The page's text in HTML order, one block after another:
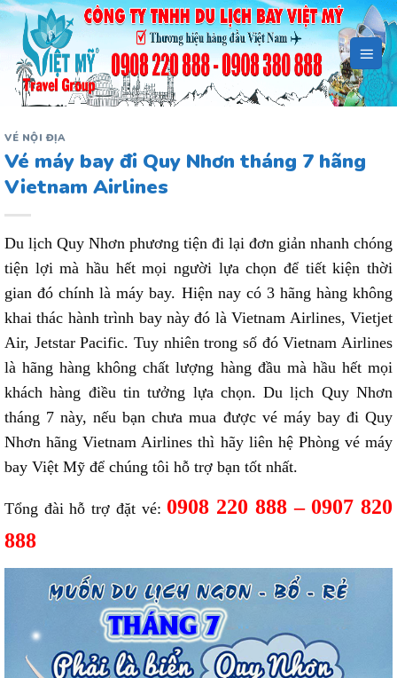
Bỏ
qua
dung
VÉ NỘI ĐỊA
Vé máy bay đi Quy Nhơn tháng 7 hãng
Vietnam Airlines
Du lịch Quy Nhơn phương tiện đi lại đơn giản nhanh chóng
tiện lợi mà hầu hết mọi người lựa chọn để tiết kiện thời
gian đó chính là máy bay. Hiện nay có 3 hãng hàng không
khai thác hành trình bay này đó là Vietnam Airlines, Vietjet
Air, Jetstar Pacific. Tuy nhiên trong số đó Vietnam Airlines
là hãng hàng không chất lượng hàng đầu mà hầu hết mọi
khách hàng điều tin tưởng lựa chọn. Du lịch Quy Nhơn
tháng 7 này, nếu bạn chưa mua được vé máy bay đi Quy
Nhơn hãng Vietnam Airlines thì hãy liên hệ Phòng vé máy
bay Việt Mỹ để chúng tôi hỗ trợ bạn tốt nhất.
Tổng đài hỗ trợ đặt vé: 0908 220 888 – 0907 820
888